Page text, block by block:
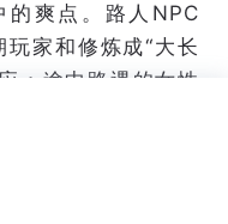
的爽点。路人NPC
家和修炼成“大长
；途中路遇的女性
亲近的人，便会深
续伴随玩家，由此